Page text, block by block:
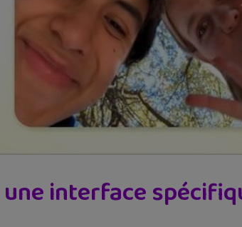
interface